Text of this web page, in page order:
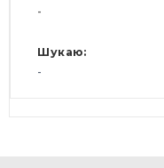
-
Шукаю:
-